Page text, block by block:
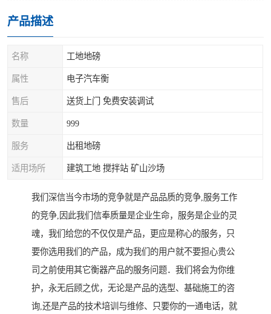
产品描述
名称 工地地磅
属性 电子汽车衡
售后 送货上门 免费安装调试
数量 999
服务 出租地磅
适用场所 建筑工地 搅拌站 矿山沙场
我们深信当今市场的竞争就是产品品质的竞争,服务工作
的竞争,因此我们信奉质量是企业生命，服务是企业的灵
魂，我们给您的不仅仅是产品，更应是称心的服务，只
要你选用我们的产品，成为我们的用户就不要担心贵公
司之前使用其它衡器产品的服务问题．我们将会为你维
护，永无后顾之优，无论是产品的选型、基础施工的咨
询,还是产品的技术培训与维修、只要你的一通电话，就